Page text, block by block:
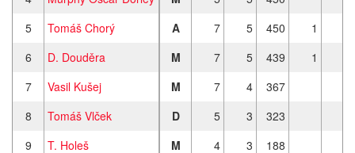
5
Tomáš Chorý A 7 5 450
1
6
D. Douděra M 7 5 439
1
7
Vasil Kušej M 7 4
367
8
Tomáš Vlček D 5 3
323
9
T. Holeš M 4 3
188